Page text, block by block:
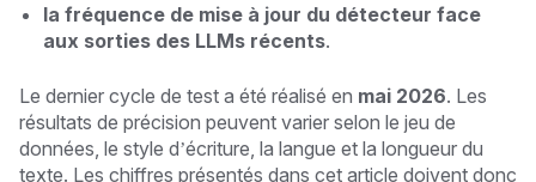
la fréquence de mise à jour du détecteur face
aux sorties des LLMs récents.
Le dernier cycle de test a été réalisé en mai 2026. Les
résultats de précision peuvent varier selon le jeu de
données, le style d’écriture, la langue et la longueur du
texte. Les chiffres présentés dans cet article doivent donc